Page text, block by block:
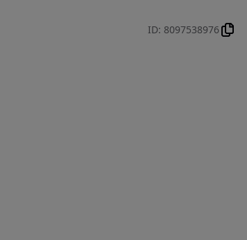
ID: 8097538976